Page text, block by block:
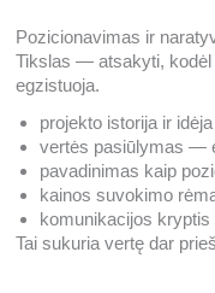
Pozicionavimas ir
Tikslas — atsakyti, kodėl
egzistuoja.
projekto istorija ir idėja
vertės pasiūlymas —
pavadinimas kaip
kainos suvokimo
komunikacijos kryptis
Tai sukuria vertę dar